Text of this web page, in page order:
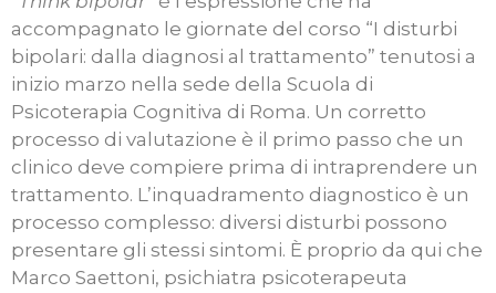
accompagnato le giornate del corso “I disturbi
bipolari: dalla diagnosi al trattamento” tenutosi a
inizio marzo nella sede della Scuola di
Psicoterapia Cognitiva di Roma. Un corretto
processo di valutazione è il primo passo che un
clinico deve compiere prima di intraprendere un
trattamento. L’inquadramento diagnostico è un
processo complesso: diversi disturbi possono
presentare gli stessi sintomi. È proprio da qui che
Marco Saettoni, psichiatra psicoterapeuta